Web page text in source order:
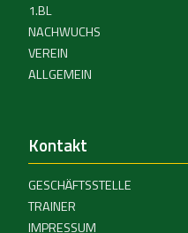
1.BL
NACHWUCHS
VEREIN
ALLGEMEIN
Kontakt
GESCHÄFTSSTELLE
TRAINER
IMPRESSUM